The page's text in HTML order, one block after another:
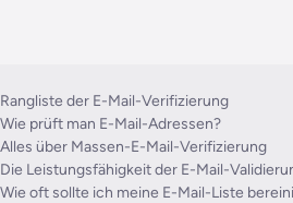
Rangliste der E-Mail-Verifizierung
Wie prüft man E-Mail-Adressen?
Alles über Massen-E-Mail-Verifizierung
Die Leistungsfähigkeit der E-Mail-
Wie oft sollte ich meine E-Mail-Liste